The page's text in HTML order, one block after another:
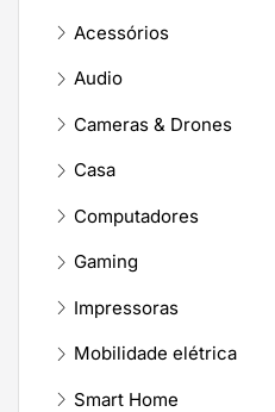
Acessórios
Audio
Cameras & Drones
Casa
Computadores
Gaming
Impressoras
Mobilidade elétrica
Smart Home